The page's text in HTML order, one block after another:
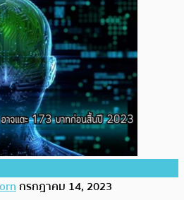
กรกฎาคม 14, 2023